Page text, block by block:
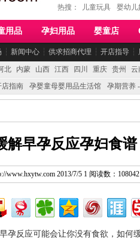
热搜： 儿童玩具 婴幼儿
用品 孕妇用品 婴童店
┆ 新闻中心 ┆ 供求招商代理 ┆ 开店指导 ┆
北 内蒙 山西 江西 四川 重庆 贵州 云
店指南 孕婴童母婴用品生活馆 孕期营养
解早孕反应孕妇食谱
www.hxytw.com 2013/7/5 1 阅读数：108042
孕反应可能会让你没有食欲，如何